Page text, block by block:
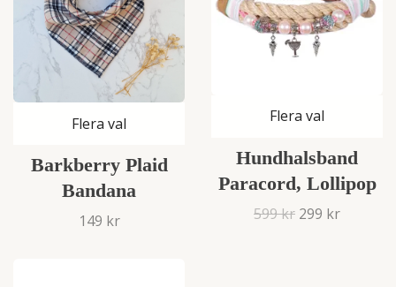
Flera val
Barkberry Plaid
Bandana
149 kr
Flera val
Hundhalsband
Paracord, Lollipop
599 kr 299 kr